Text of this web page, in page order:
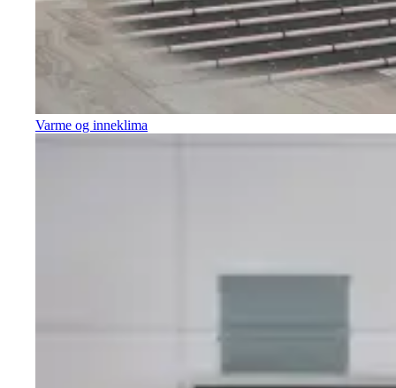
Varme og inneklima